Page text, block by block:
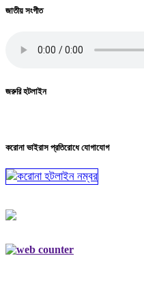
জাতীয় সংগীত
জরুরি হটলাইন
করোনা ভাইরাস প্রতিরোধে যোগাযোগ